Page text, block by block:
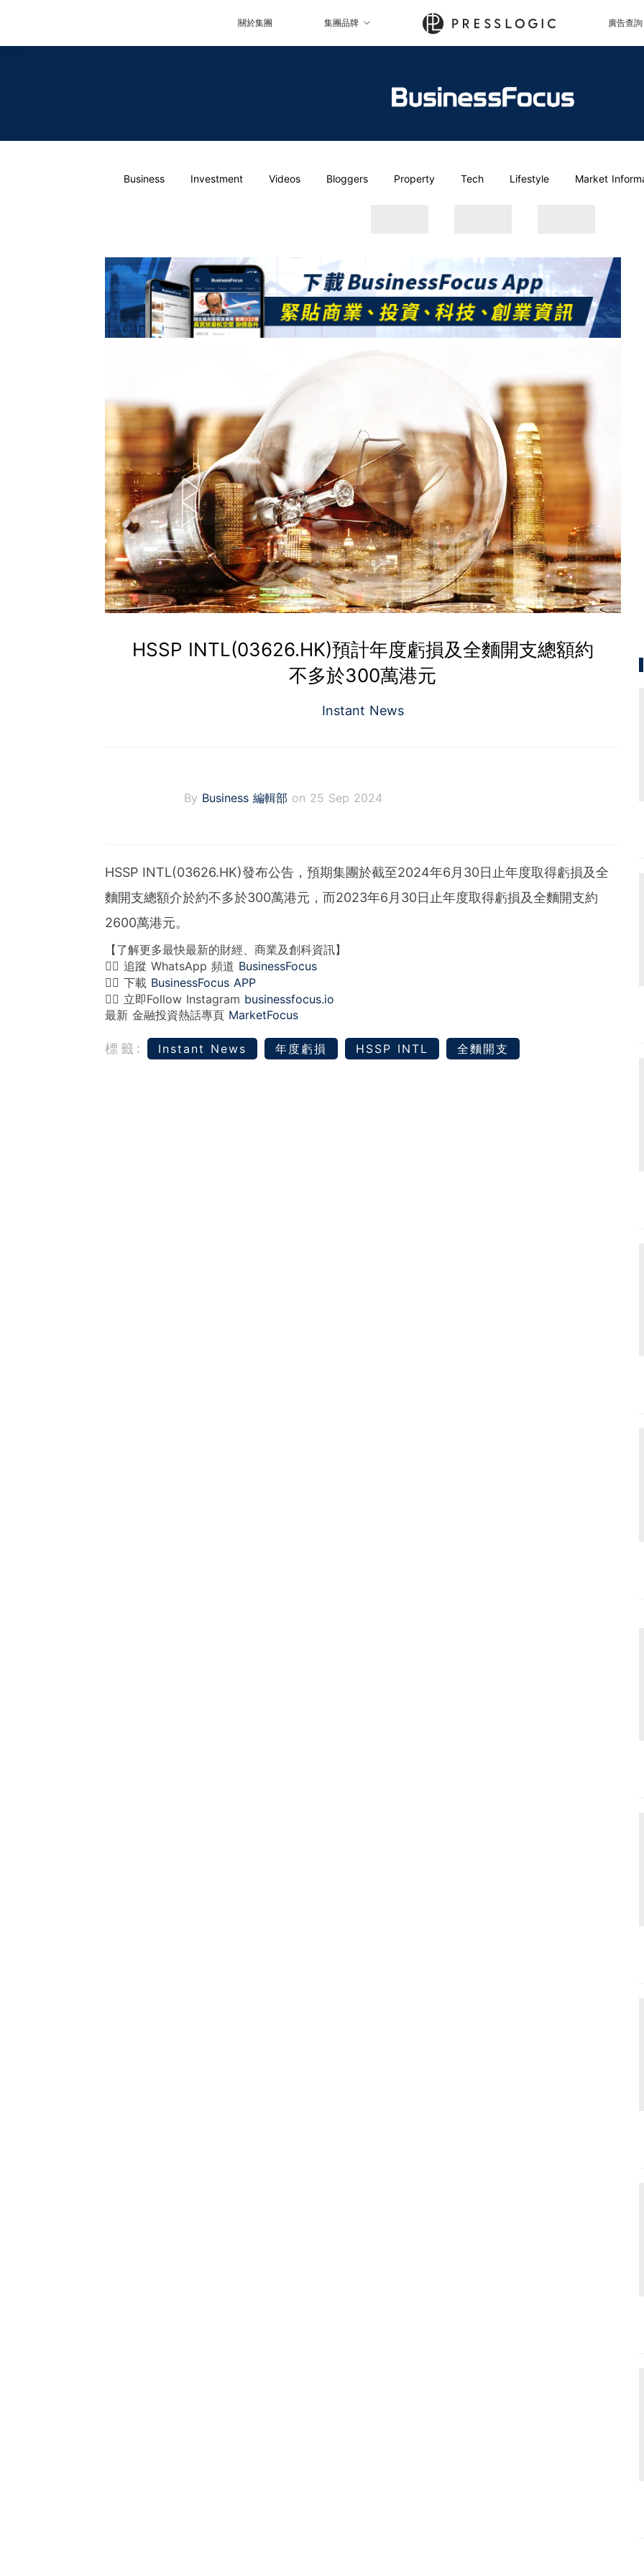
關於集團 集團品牌 廣告查詢
Business Investment Videos Bloggers Property Tech Lifestyle Market
HSSP INTL(03626.HK)預計年度虧損及全麵開支總額約
不多於300萬港元
Instant News
By Business 編輯部 on 25 Sep 2024
HSSP INTL(03626.HK)發布公告，預期集團於截至2024年6月30日止年度取得虧損及全
麵開支總額介於約不多於300萬港元，而2023年6月30日止年度取得虧損及全麵開支約
2600萬港元。
【了解更多最快最新的財經、商業及創科資訊】
👉🏻 追蹤 WhatsApp 頻道 BusinessFocus
👉🏻 下載 BusinessFocus APP
👉🏻 立即Follow Instagram businessfocus.io
最新 金融投資熱話專頁 MarketFocus
標籤: Instant News 年度虧損 HSSP INTL 全麵開支